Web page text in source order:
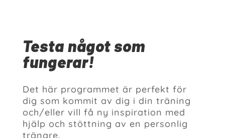
Testa något som
fungerar!
Det här programmet är perfekt för
dig som kommit av dig i din träning
och/eller vill få ny inspiration med
hjälp och stöttning av en personlig
tränare.